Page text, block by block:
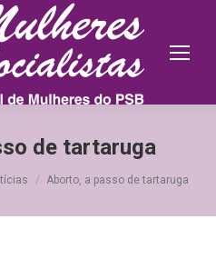
de tartaruga
Aborto, a passo de tartaruga